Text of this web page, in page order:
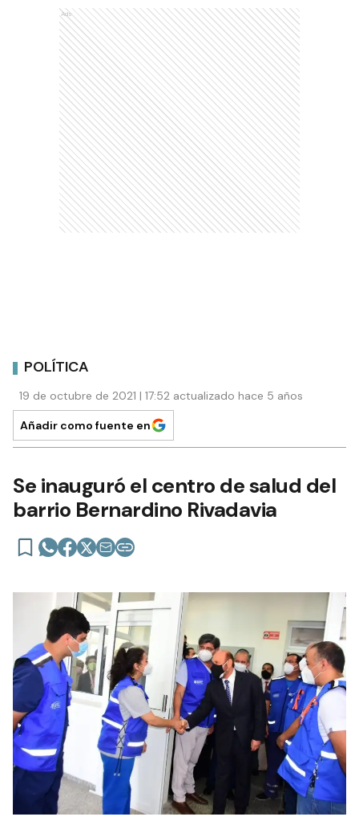
Ads
POLÍTICA
19 de octubre de 2021 | 17:52 actualizado hace 5 años
Añadir como fuente en
Se inauguró el centro de salud del
barrio Bernardino Rivadavia